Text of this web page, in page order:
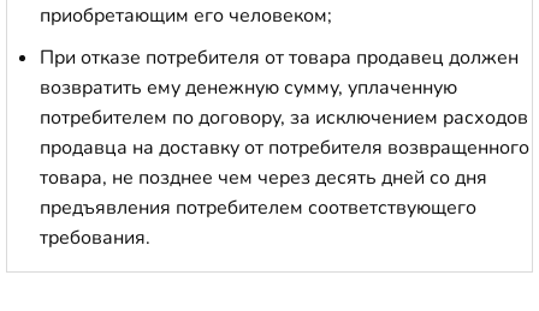
приобретающим его человеком;
При отказе потребителя от товара продавец должен
возвратить ему денежную сумму, уплаченную
потребителем по договору, за исключением расходов
продавца на доставку от потребителя возвращенного
товара, не позднее чем через десять дней со дня
предъявления потребителем соответствующего
требования.